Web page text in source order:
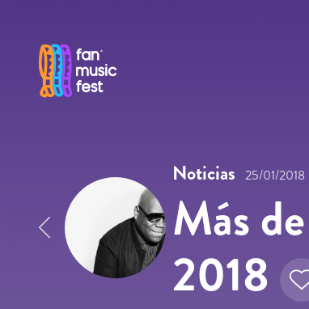
Noticias 25/01/2018
Más
2018